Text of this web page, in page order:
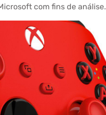
com fins de análise.